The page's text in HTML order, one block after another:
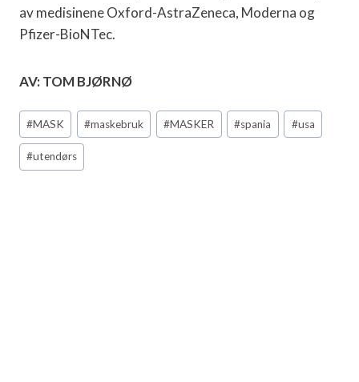
av medisinene Oxford-AstraZeneca, Moderna og
Pfizer-BioNTec.
AV: TOM BJØRNØ
Post
Tags:
#MASK #maskebruk #MASKER #spania #usa
#utendørs